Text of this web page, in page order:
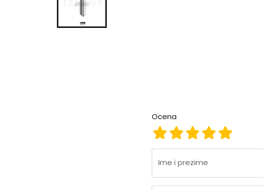
Ocena
Ocena 5
Ocena 4
Ocena 3
Ocena 2
Ocena 1
Ime i prezime